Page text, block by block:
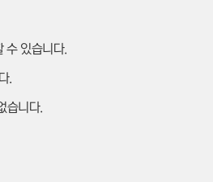
수 있습니다.
.
습니다.